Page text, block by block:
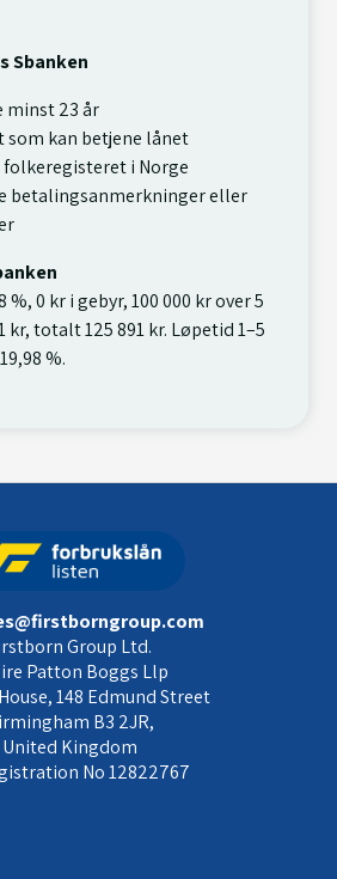
Sbanken
minst 23 år
som kan betjene lånet
i Norge
betalingsanmerkninger eller
0 kr i gebyr, 100 000 kr over 5
kr, totalt 125 891 kr. Løpetid 1–5
%.
Group Ltd.
Patton Boggs Llp
148 Edmund Street
B3 2JR,
United Kingdom
No 12822767